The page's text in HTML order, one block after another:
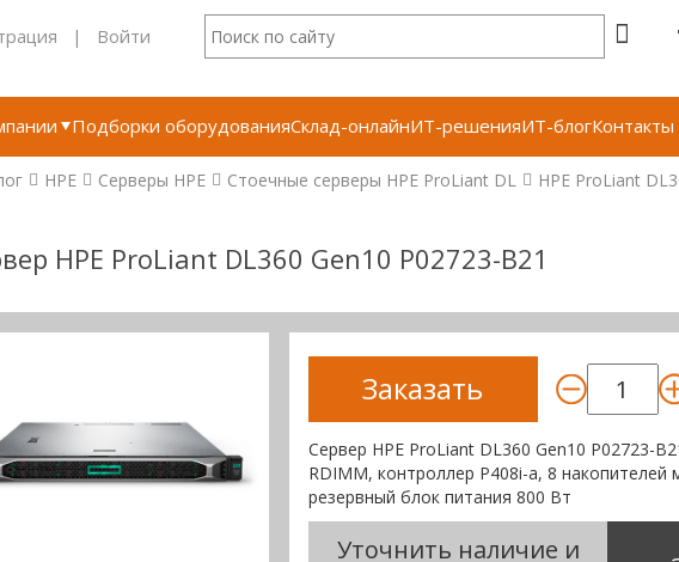
| Войти
Подборки оборудованияСклад-онлайнИТ-решенияИТ-блогКонтакты
HPE Серверы HPE Стоечные серверы HPE ProLiant DL HPE ProLiant
HPE ProLiant DL360 Gen10 P02723-B21
Заказать
Сервер HPE ProLiant DL360 Gen10 P02723-
RDIMM, контроллер P408i-a, 8
резервный блок питания 800 Вт
Уточнить наличие и